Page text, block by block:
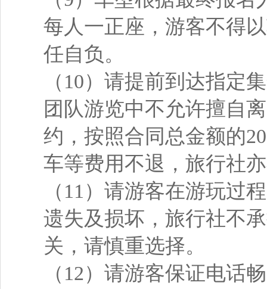
每人一正座，游客不得
任自负。
（10）请提前到达指定
团队游览中不允许擅自
约，按照合同总金额的
车等费用不退，旅行社
（11）请游客在游玩过
遗失及损坏，旅行社不
关，请慎重选择。
（12）请游客保证电话